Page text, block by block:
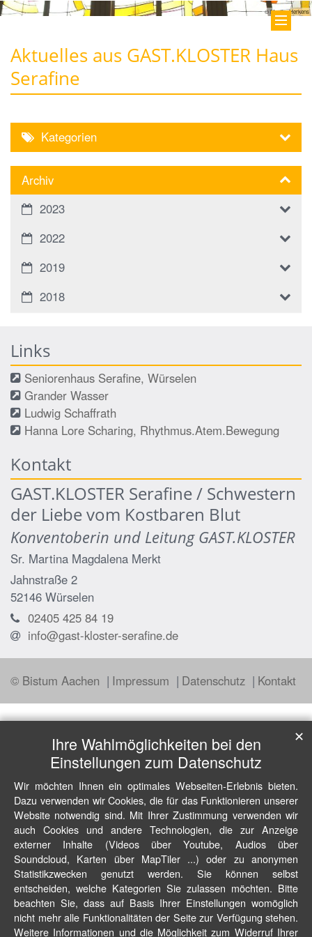
© Monika Herkens
Aktuelles aus GAST.KLOSTER Haus
Serafine
Kategorien
Archiv
2023
2022
2019
2018
Links
Seniorenhaus Serafine, Würselen
Grander Wasser
Ludwig Schaffrath
Hanna Lore Scharing, Rhythmus.Atem.Bewegung
Kontakt
GAST.KLOSTER Serafine / Schwestern
der Liebe vom Kostbaren Blut
Konventoberin und Leitung GAST.KLOSTER
Sr. Martina Magdalena Merkt
Jahnstraße 2
52146 Würselen
02405 425 84 19
info@gast-kloster-serafine.de
© Bistum Aachen Impressum Datenschutz Kontakt
Ihre Wahlmöglichkeiten bei den
Einstellungen zum Datenschutz
Wir möchten Ihnen ein optimales Webseiten-Erlebnis bieten.
Dazu verwenden wir Cookies, die für das Funktionieren unserer
Website notwendig sind. Mit Ihrer Zustimmung verwenden wir
auch Cookies und andere Technologien, die zur Anzeige
externer Inhalte (Videos über Youtube, Audios über
Soundcloud, Karten über MapTiler ...) oder zu anonymen
Statistikzwecken genutzt werden. Sie können selbst
entscheiden, welche Kategorien Sie zulassen möchten. Bitte
beachten Sie, dass auf Basis Ihrer Einstellungen womöglich
nicht mehr alle Funktionalitäten der Seite zur Verfügung stehen.
Weitere Informationen und die Möglichkeit zum Widerruf Ihrer
✕